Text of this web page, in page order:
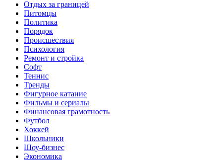
Отдых за границей
Питомцы
Политика
Порядок
Происшествия
Психология
Ремонт и стройка
Софт
Теннис
Тренды
Фигурное катание
Фильмы и сериалы
Финансовая грамотность
Футбол
Хоккей
Школьники
Шоу-бизнес
Экономика